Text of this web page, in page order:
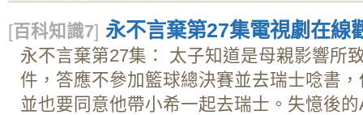
[百科知識7] 永不言棄第27集電視劇在線
永不言棄第27集： 太子知道是母親影響所
件，答應不參加籃球總決賽並去瑞士唸書
並也要同意他帶小希一起去瑞士。失憶後的